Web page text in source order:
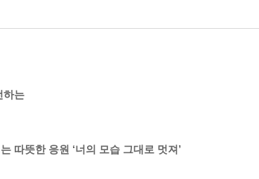
하는
따뜻한 응원 ‘너의 모습 그대로 멋져’